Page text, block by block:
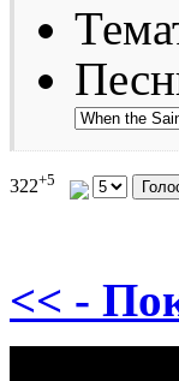
322+5
<< -